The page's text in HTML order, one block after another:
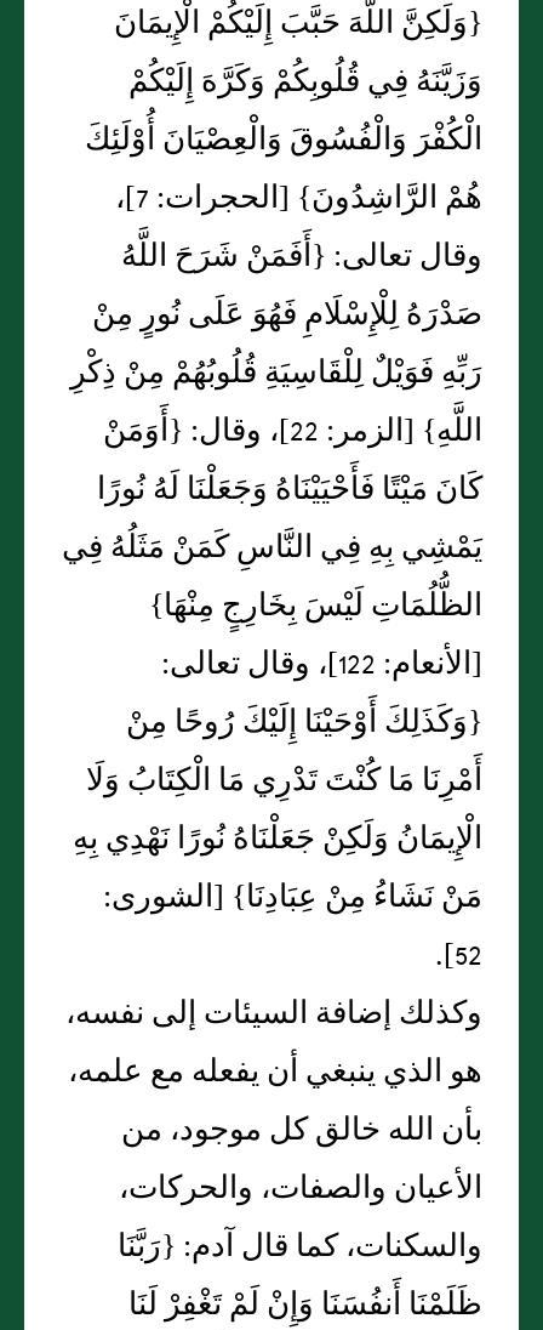
‏{‏وَلَكِنَّ اللَّهَ حَبَّبَ إِلَيْكُمْ الْإِيمَانَ
وَزَيَّنَهُ فِي قُلُوبِكُمْ وَكَرَّهَ إِلَيْكُمْ
الْكُفْرَ وَالْفُسُوقَ وَالْعِصْيَانَ أُوْلَئِكَ
هُمْ الرَّاشِدُونَ‏}‏ ‏[‏الحجرات‏:‏ 7‏]‏،
وقال تعالى‏:‏ ‏{‏أَفَمَنْ شَرَحَ اللَّهُ
صَدْرَهُ لِلْإِسْلَامِ فَهُوَ عَلَى نُورٍ مِنْ
رَبِّهِ فَوَيْلٌ لِلْقَاسِيَةِ قُلُوبُهُمْ مِنْ ذِكْرِ
اللَّهِ‏}‏ ‏[‏الزمر‏:‏ 22‏]‏، وقال‏:‏ ‏{‏أَوَمَنْ
كَانَ مَيْتًا فَأَحْيَيْنَاهُ وَجَعَلْنَا لَهُ نُورًا
يَمْشِي بِهِ فِي النَّاسِ كَمَنْ مَثَلُهُ فِي
الظُّلُمَاتِ لَيْسَ بِخَارِجٍ مِنْهَا‏}‏
‏[‏الأنعام‏:‏ 122‏]‏، وقال تعالى‏:‏
‏{‏وَكَذَلِكَ أَوْحَيْنَا إِلَيْكَ رُوحًا مِنْ
أَمْرِنَا مَا كُنْتَ تَدْرِي مَا الْكِتَابُ وَلَا
الْإِيمَانُ وَلَكِنْ جَعَلْنَاهُ نُورًا نَهْدِي بِهِ
مَنْ نَشَاءُ مِنْ عِبَادِنَا‏}‏ ‏[‏الشورى‏:‏
52‏]‏‏.‏
وكذلك إضافة السيئات إلى نفسه،
هو الذي ينبغي أن يفعله مع علمه،
بأن الله خالق كل موجود، من
الأعيان والصفات، والحركات،
والسكنات، كما قال آدم‏:‏ ‏{‏رَبَّنَا
ظَلَمْنَا أَنفُسَنَا وَإِنْ لَمْ تَغْفِرْ لَنَا